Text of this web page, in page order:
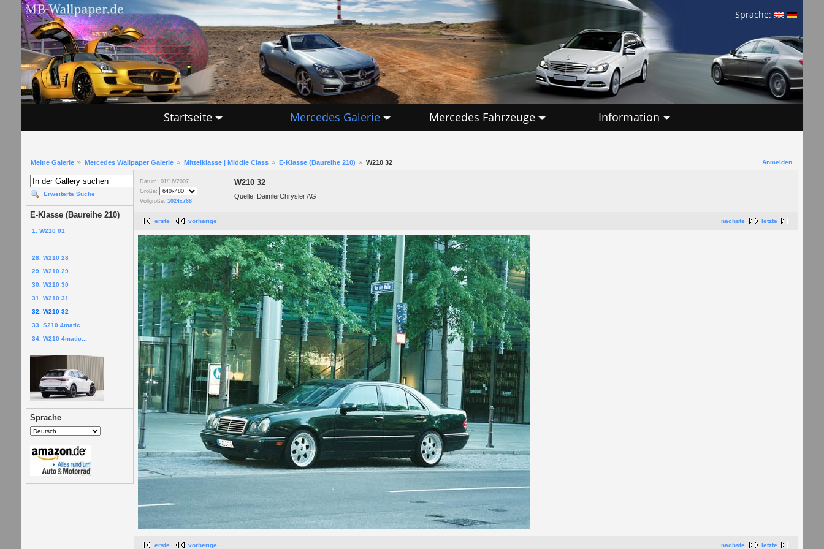
Sprache:
Startseite Mercedes Galerie Mercedes Fahrzeuge Information
Anmelden
Meine Galerie Mercedes Wallpaper Galerie Mittelklasse | Middle Class E-Klasse (Baureihe 210) W210 32
Erweiterte Suche
E-Klasse (Baureihe 210)
1. W210 01
28. W210 28
29. W210 29
30. W210 30
31. W210 31
32. W210 32
33. S210 4matic...
34. W210 4matic...
Sprache
Datum: 01/16/2007
Größe:
Vollgröße: 1024x768
W210 32
Quelle: DaimlerChrysler AG
nächste letzte
erste vorherige
nächste letzte
erste vorherige